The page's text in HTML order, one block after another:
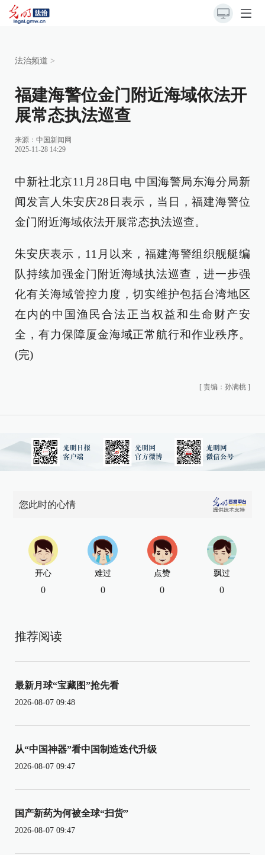
法治频道 >
福建海警位金门附近海域依法开
展常态执法巡查
来源： 中国新闻网
2025-11-28 14:29
中新社北京11月28日电 中国海警局东海分局新
闻发言人朱安庆28日表示，当日，福建海警位
金门附近海域依法开展常态执法巡查。
朱安庆表示，11月以来，福建海警组织舰艇编
队持续加强金门附近海域执法巡查，进一步强
化有关海域管控力度，切实维护包括台湾地区
在内的中国渔民合法正当权益和生命财产安
全，有力保障厦金海域正常航行和作业秩序。
(完)
[ 责编：孙满桃 ]
您此时的心情
开心
0
难过
0
点赞
0
飘过
0
推荐阅读
最新月球“宝藏图”抢先看
2026-08-07 09:48
从“中国神器”看中国制造迭代升级
2026-08-07 09:47
国产新药为何被全球“扫货”
2026-08-07 09:47